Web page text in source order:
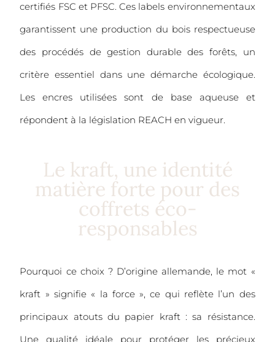
certifiés FSC et PFSC. Ces labels environnementaux
garantissent une production du bois respectueuse
des procédés de gestion durable des forêts, un
critère essentiel dans une démarche écologique.
Les encres utilisées sont de base aqueuse et
répondent à la législation REACH en vigueur.
Le kraft, une identité
matière forte pour des
coffrets éco-
responsables
Pourquoi ce choix ? D’origine allemande, le mot «
kraft » signifie « la force », ce qui reflète l’un des
principaux atouts du papier kraft : sa résistance.
Une qualité idéale pour protéger les précieux